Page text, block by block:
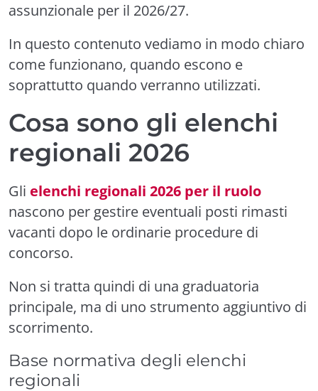
assunzionale per il 2026/27.
In questo contenuto vediamo in modo chiaro
come funzionano, quando escono e
soprattutto quando verranno utilizzati.
Cosa sono gli elenchi
regionali 2026
Gli elenchi regionali 2026 per il ruolo
nascono per gestire eventuali posti rimasti
vacanti dopo le ordinarie procedure di
concorso.
Non si tratta quindi di una graduatoria
principale, ma di uno strumento aggiuntivo di
scorrimento.
Base normativa degli elenchi
regionali